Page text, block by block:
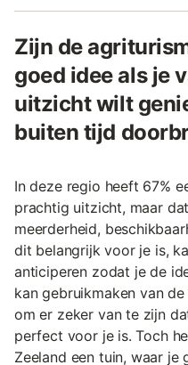
Zijn de
goed idee als je
uitzicht wilt
buiten tijd
In deze regio heeft 67%
prachtig uitzicht, maar
meerderheid,
dit belangrijk voor je is,
anticiperen zodat je de
kan gebruikmaken van
om er zeker van te zijn
perfect voor je is. Toch
Zeeland een tuin, waar je